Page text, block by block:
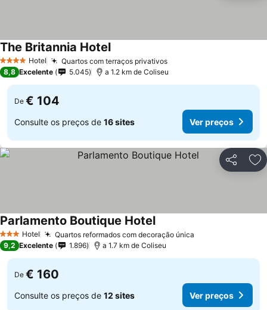
4 EstrelasHotel Quartos com terraços privativos
The Britannia Hotel
8,8 Excelente 5.045 a 1.2 km de Coliseu
De € 104
Consulte os preços de 16 sites Ver preços
Partilhar
3 EstrelasHotel Quartos reformados com decoração única
Parlamento Boutique Hotel
9,2 Excelente 1.896 a 1.7 km de Coliseu
De € 160
Consulte os preços de 12 sites Ver preços